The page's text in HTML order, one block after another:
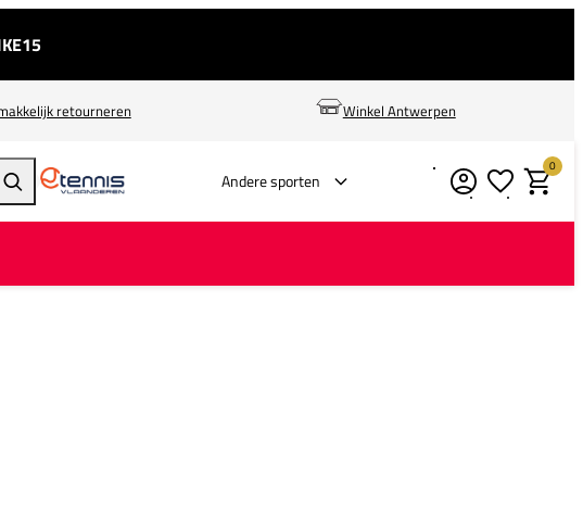
retourneren Winkel Antwerpen
Zoeken Andere sporten Verlanglijstje
0